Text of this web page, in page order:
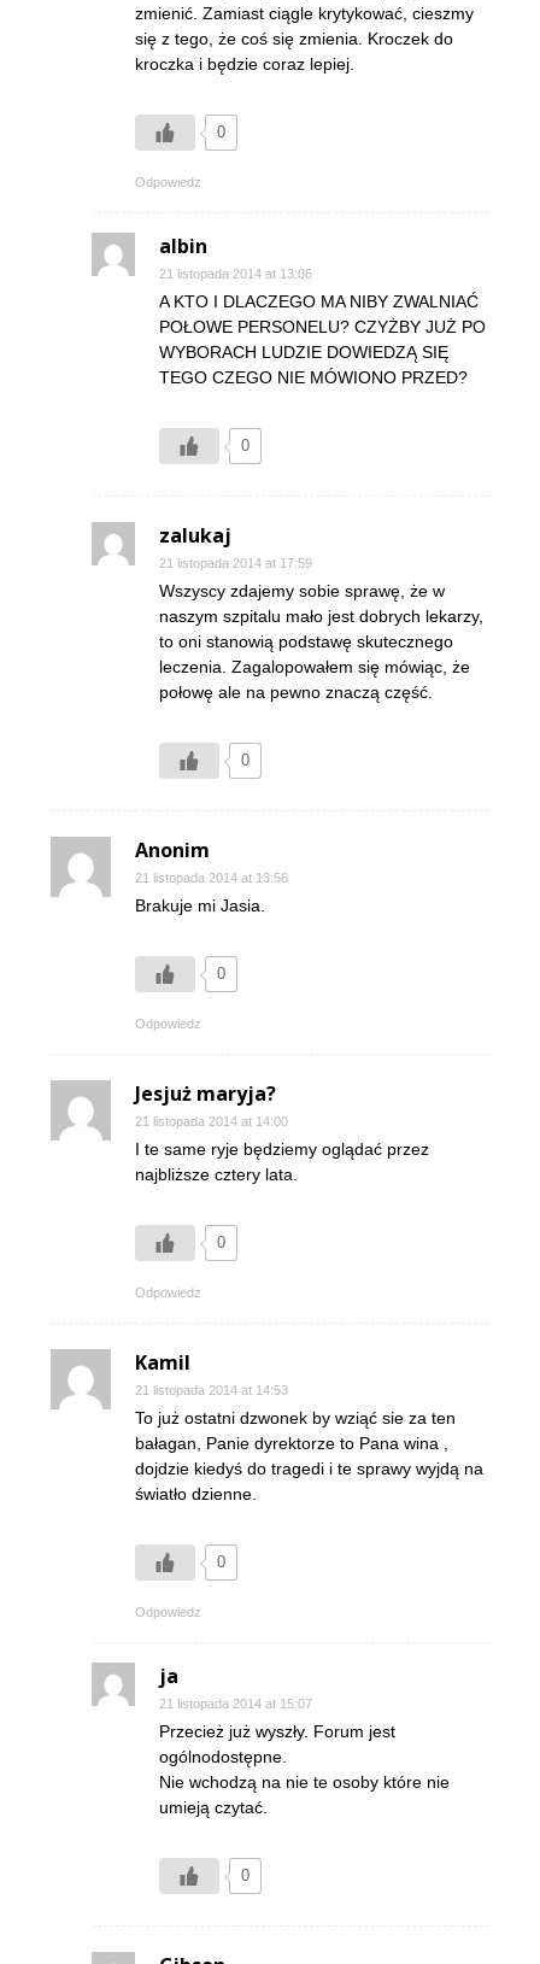
zmienić. Zamiast ciągle krytykować, cieszmy
się z tego, że coś się zmienia. Kroczek do
kroczka i będzie coraz lepiej.
0
Odpowiedz
albin
21 listopada 2014 at 13:06
A KTO I DLACZEGO MA NIBY ZWALNIAĆ
POŁOWE PERSONELU? CZYŻBY JUŻ PO
WYBORACH LUDZIE DOWIEDZĄ SIĘ
TEGO CZEGO NIE MÓWIONO PRZED?
0
zalukaj
21 listopada 2014 at 17:59
Wszyscy zdajemy sobie sprawę, że w
naszym szpitalu mało jest dobrych lekarzy,
to oni stanowią podstawę skutecznego
leczenia. Zagalopowałem się mówiąc, że
połowę ale na pewno znaczą część.
0
Anonim
21 listopada 2014 at 13:56
Brakuje mi Jasia.
0
Odpowiedz
Jesjuż maryja?
21 listopada 2014 at 14:00
I te same ryje będziemy oglądać przez
najbliższe cztery lata.
0
Odpowiedz
Kamil
21 listopada 2014 at 14:53
To już ostatni dzwonek by wziąć sie za ten
bałagan, Panie dyrektorze to Pana wina ,
dojdzie kiedyś do tragedi i te sprawy wyjdą na
światło dzienne.
0
Odpowiedz
ja
21 listopada 2014 at 15:07
Przecież już wyszły. Forum jest
ogólnodostępne.
Nie wchodzą na nie te osoby które nie
umieją czytać.
0